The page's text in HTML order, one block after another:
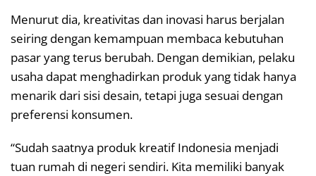
Menurut dia, kreativitas dan inovasi harus berjalan
seiring dengan kemampuan membaca kebutuhan
pasar yang terus berubah. Dengan demikian, pelaku
usaha dapat menghadirkan produk yang tidak hanya
menarik dari sisi desain, tetapi juga sesuai dengan
preferensi konsumen.
“Sudah saatnya produk kreatif Indonesia menjadi
tuan rumah di negeri sendiri. Kita memiliki banyak